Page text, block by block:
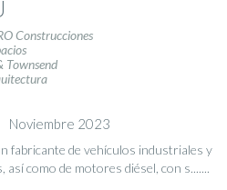
Construcciones
Townsend
Noviembre 2023
fabricante de vehículos industriales y
así como de motores diésel, con s.......